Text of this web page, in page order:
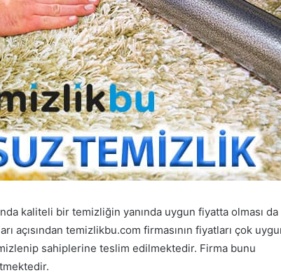
kaliteli bir temizliğin yanında uygun fiyatta olması
açısından temizlikbu.com firmasının fiyatları çok
sahiplerine teslim edilmektedir. Firma bunu